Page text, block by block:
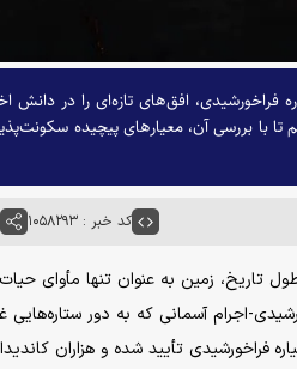
تا با بررسی آن، معیار‌های پیچیده
کد خبر : ۱۰۵۸۲۹۳
طول تاریخ، زمین به عنوان تنها مأوای
اجرام آسمانی که به دور
۱۹۹۰، بیش از ۵۵۰۰ سیاره فراخورشیدی تأیید شده